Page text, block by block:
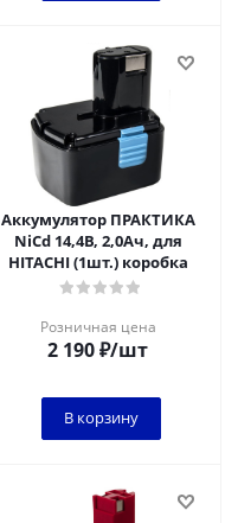
Аккумулятор ПРАКТИКА
NiCd 14,4В, 2,0Ач, для
HITACHI (1шт.) коробка
Розничная цена
2 190₽/шт
В корзину